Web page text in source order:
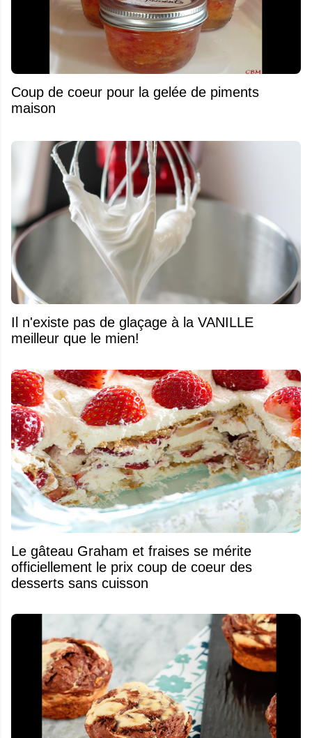
Coup de coeur pour la gelée de piments
maison
Il n'existe pas de glaçage à la VANILLE
meilleur que le mien!
Le gâteau Graham et fraises se mérite
officiellement le prix coup de coeur des
desserts sans cuisson